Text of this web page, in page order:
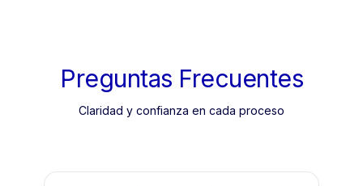
Preguntas Frecuentes
Claridad y confianza en cada proceso